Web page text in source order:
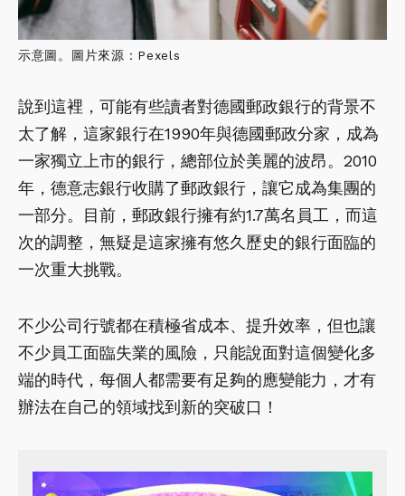
示意圖。圖片來源：Pexels
說到這裡，可能有些讀者對德國郵政銀行的背景不
太了解，這家銀行在1990年與德國郵政分家，成為
一家獨立上市的銀行，總部位於美麗的波昂。2010
年，德意志銀行收購了郵政銀行，讓它成為集團的
一部分。目前，郵政銀行擁有約1.7萬名員工，而這
次的調整，無疑是這家擁有悠久歷史的銀行面臨的
一次重大挑戰。
不少公司行號都在積極省成本、提升效率，但也讓
不少員工面臨失業的風險，只能說面對這個變化多
端的時代，每個人都需要有足夠的應變能力，才有
辦法在自己的領域找到新的突破口！